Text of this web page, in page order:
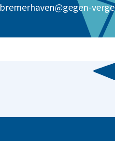
bremerhaven@gegen-